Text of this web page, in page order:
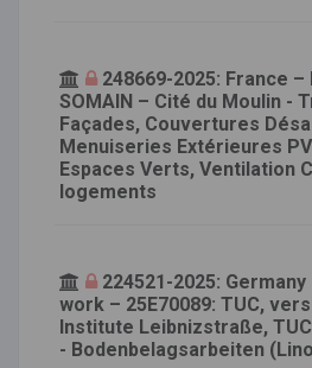
248669-2025: France
SOMAIN – Cité du Moulin -
Façades, Couvertures
Menuiseries Extérieures
Espaces Verts, Ventilation
logements
224521-2025:
work – 25E70089: TUC,
Institute Leibnizstraße,
- Bodenbelagsarbeiten